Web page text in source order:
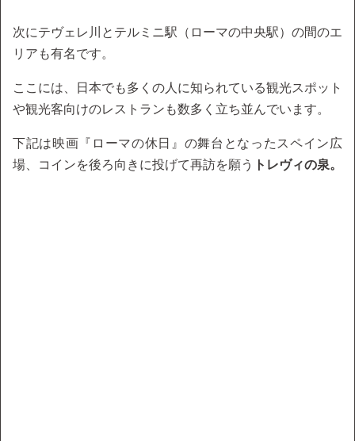
次にテヴェレ川とテルミニ駅（ローマの中央駅）の間のエ
リアも有名です。
ここには、日本でも多くの人に知られている観光スポット
や観光客向けのレストランも数多く立ち並んでいます。
下記は映画『ローマの休日』の舞台となったスペイン広
場、コインを後ろ向きに投げて再訪を願う
トレヴィの泉。